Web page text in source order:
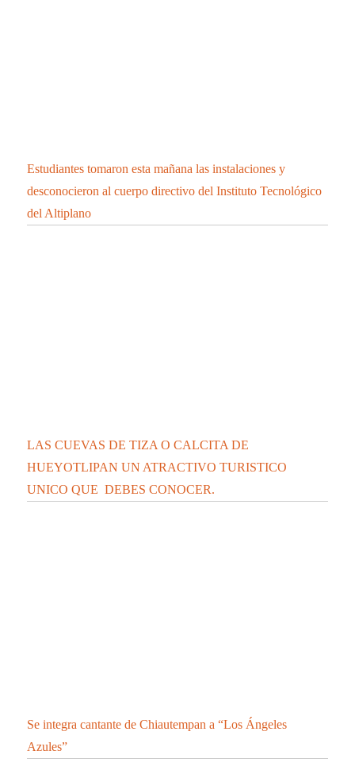
Estudiantes tomaron esta mañana las instalaciones y
desconocieron al cuerpo directivo del Instituto Tecnológico
del Altiplano
LAS CUEVAS DE TIZA O CALCITA DE
HUEYOTLIPAN UN ATRACTIVO TURISTICO
UNICO QUE DEBES CONOCER.
Se integra cantante de Chiautempan a “Los Ángeles
Azules”